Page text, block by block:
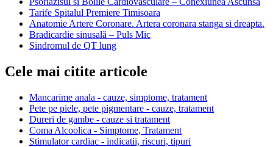
Tarife Spitalul Premiere Timisoara
Anatomie Artere Coronare. Artera coronara stanga si dreapta.
Bradicardie sinusală – Puls Mic
Sindromul de QT lung
Cele mai citite articole
Mancarime anala - cauze, simptome, tratament
Pete pe piele, pete pigmentare - cauze, tratament
Dureri de gambe - cauze si tratament
Coma Alcoolica - Simptome, Tratament
Stimulator cardiac - indicatii, riscuri, tipuri